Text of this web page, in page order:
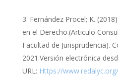
Fernández Procel; K.
en el Derecho.(Articulo
Facultad de Jurisprudencia).
2021.Versión electrónica
URL: Https://